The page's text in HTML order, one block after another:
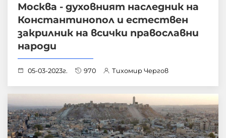
Москва - духовният наследник на
Константинопол и естествен
закрилник на всички православни
народи
05-03-2023г. 970 Тихомир Чергов